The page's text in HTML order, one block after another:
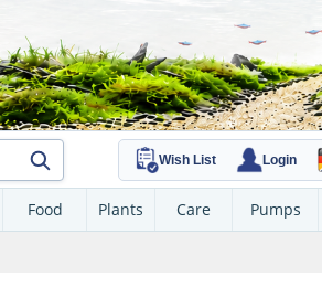
Wish List Login
Food Plants Care Pumps